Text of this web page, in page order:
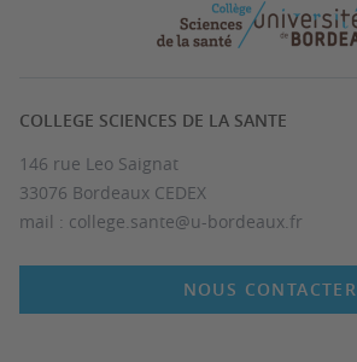
COLLEGE SCIENCES DE LA SANTE
146 rue Leo Saignat
33076 Bordeaux CEDEX
mail : college.sante@u-bordeaux.fr
NOUS CONTACTER